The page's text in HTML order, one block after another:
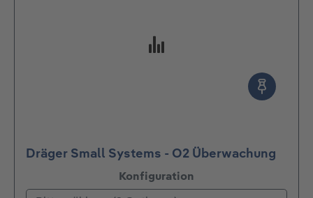
Dräger Small Systems - O2 Überwachung
Konfiguration